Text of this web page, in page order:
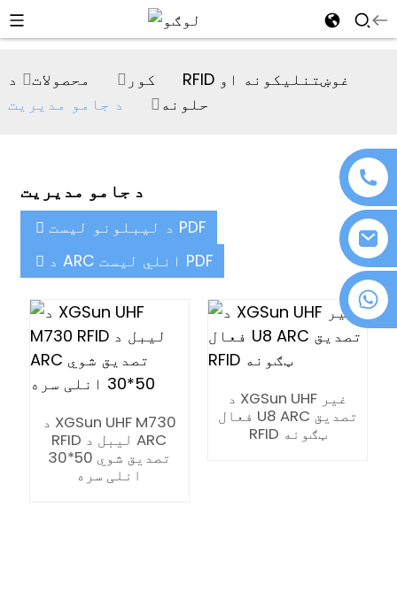
+۸۶ ۱۸۰۷۶۳۷۲۱۳۹
کور محصولات
د RFID غوښتنلیکونه او
حلونه
د جامو مدیریت
د جامو مدیریت
د لیبلونو لیست PDF
د ARC انلي لیست PDF
د XGSun UHF M730
RFID لیبل د ARC
تصدیق شوي 50*30
انلی سره
د XGSun UHF غیر
فعال U8 ARC تصدیق
RFID ټګونه